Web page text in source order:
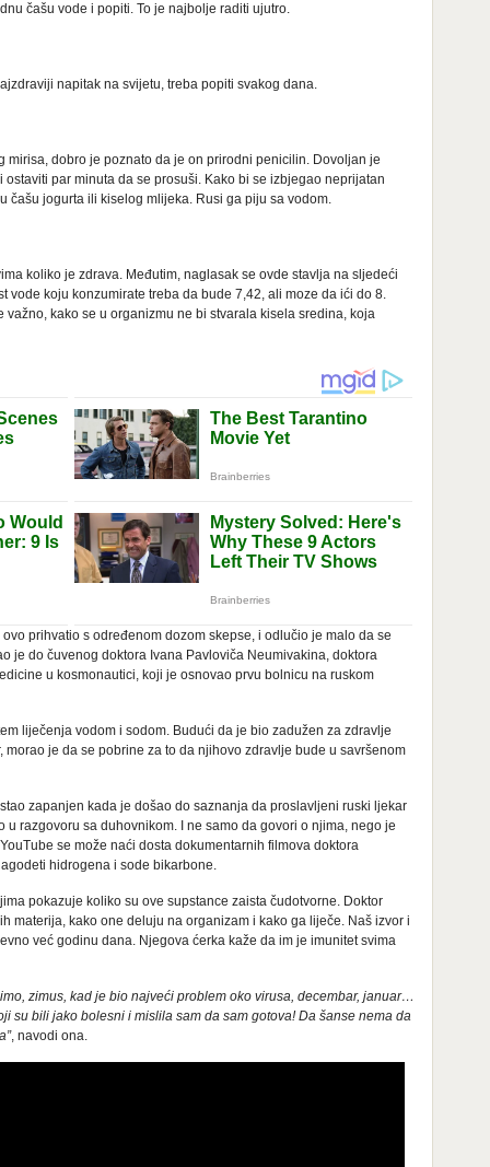
čašu vode i popiti. To je najbolje raditi ujutro.
napitak na svijetu, treba popiti svakog dana.
dobro je poznato da je on prirodni penicilin. Dovoljan je
par minuta da se prosuši. Kako bi se izbjegao neprijatan
čašu jogurta ili kiselog mlijeka. Rusi ga piju sa vodom.
koliko je zdrava. Međutim, naglasak se ovde stavlja na sljedeći
vode koju konzumirate treba da bude 7,42, ali moze da ići do 8.
kako se u organizmu ne bi stvarala kisela sredina, koja
prihvatio s određenom dozom skepse, i odlučio je malo da se
je do čuvenog doktora Ivana Pavloviča Neumivakina, doktora
u kosmonautici, koji je osnovao prvu bolnicu na ruskom
liječenja vodom i sodom. Budući da je bio zadužen za zdravlje
je da se pobrine za to da njihovo zdravlje bude u savršenom
zapanjen kada je došao do saznanja da proslavljeni ruski ljekar
razgovoru sa duhovnikom. I ne samo da govori o njima, nego je
se može naći dosta dokumentarnih filmova doktora
hidrogena i sode bikarbone.
pokazuje koliko su ove supstance zaista čudotvorne. Doktor
materija, kako one deluju na organizam i kako ga liječe. Naš izvor i
već godinu dana. Njegova ćerka kaže da im je imunitet svima
zimus, kad je bio najveći problem oko virusa, decembar, januar…
su bili jako bolesni i mislila sam da sam gotova! Da šanse nema da
, navodi ona.